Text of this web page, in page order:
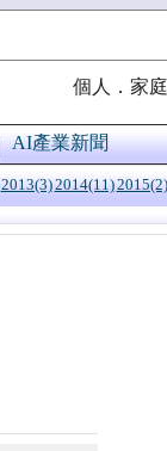
個人．家
AI產業新聞
2013(3)2014(11)2015(2)